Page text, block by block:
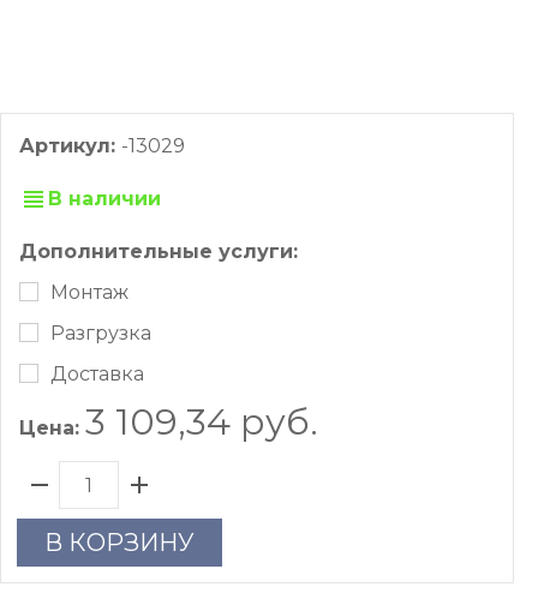
Артикул: -13029
В наличии
Дополнительные услуги:
Монтаж
Разгрузка
Доставка
Цена: 3 109,34 руб.
В КОРЗИНУ